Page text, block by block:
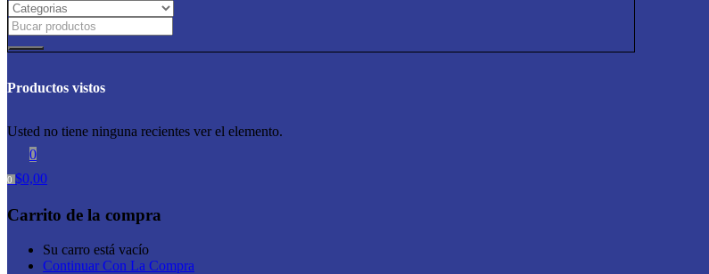
Productos vistos
Usted no tiene ninguna recientes ver el elemento.
0
0 $0,00
Carrito de la compra
Su carro está vacío
Continuar Con La Compra